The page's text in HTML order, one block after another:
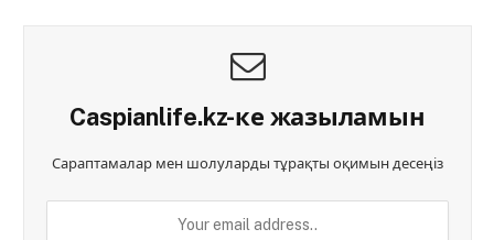
Caspianlife.kz-ке жазыламын
Сараптамалар мен шолуларды тұрақты оқимын десеңіз